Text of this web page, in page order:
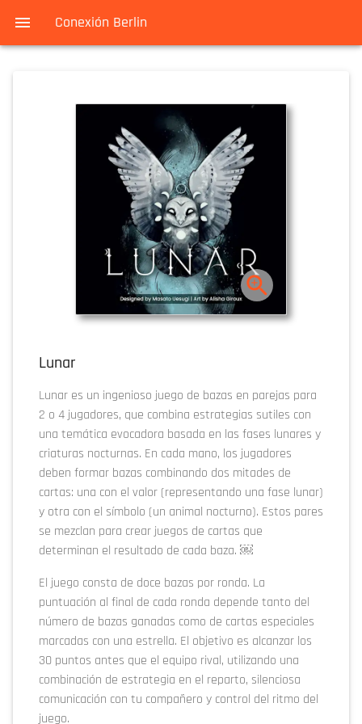
Conexión Berlin
Lunar
Lunar es un ingenioso juego de bazas en parejas para
2 o 4 jugadores, que combina estrategias sutiles con
una temática evocadora basada en las fases lunares y
criaturas nocturnas. En cada mano, los jugadores
deben formar bazas combinando dos mitades de
cartas: una con el valor (representando una fase lunar)
y otra con el símbolo (un animal nocturno). Estos pares
se mezclan para crear juegos de cartas que
determinan el resultado de cada baza. ￼
El juego consta de doce bazas por ronda. La
puntuación al final de cada ronda depende tanto del
número de bazas ganadas como de cartas especiales
marcadas con una estrella. El objetivo es alcanzar los
30 puntos antes que el equipo rival, utilizando una
combinación de estrategia en el reparto, silenciosa
comunicación con tu compañero y control del ritmo del
juego.